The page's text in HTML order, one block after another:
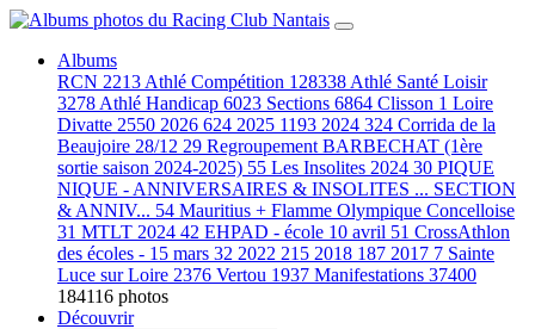
Albums
RCN 2213 Athlé Compétition 128338 Athlé Santé Loisir
3278 Athlé Handicap 6023 Sections 6864 Clisson 1 Loire
Divatte 2550 2026 624 2025 1193 2024 324 Corrida de la
Beaujoire 28/12 29 Regroupement BARBECHAT (1ère
sortie saison 2024-2025) 55 Les Insolites 2024 30 PIQUE
NIQUE - ANNIVERSAIRES & INSOLITES ... SECTION
& ANNIV... 54 Mauritius + Flamme Olympique Concelloise
31 MTLT 2024 42 EHPAD - école 10 avril 51 CrossAthlon
des écoles - 15 mars 32 2022 215 2018 187 2017 7 Sainte
Luce sur Loire 2376 Vertou 1937 Manifestations 37400
184116 photos
Découvrir